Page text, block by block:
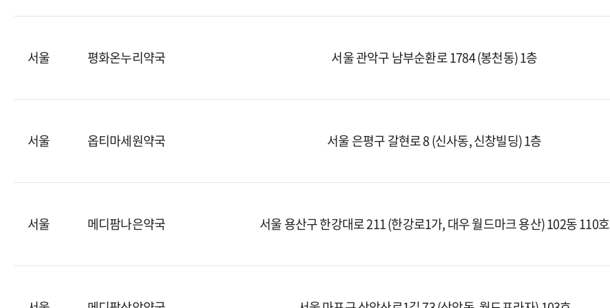
서울 평화온누리약국 서울 관악구 남부순환로 1784 (봉천동) 1층
서울 옵티마세원약국 서울 은평구 갈현로 8 (신사동, 신창빌딩) 1층
서울 메디팜나은약국 서울 용산구 한강대로 211 (한강로1가, 대우 월드마크 용산) 102동 110호